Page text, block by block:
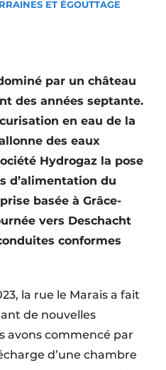
et égouttage
ET ÉGOUTTAGE
par un château
des années septante.
en eau de la
des eaux
Hydrogaz la pose
d’alimentation du
basée à Grâce-
vers Deschacht
conformes
la rue le Marais a fait
de nouvelles
avons commencé par
d’une chambre